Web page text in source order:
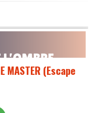
MASTER (Escape